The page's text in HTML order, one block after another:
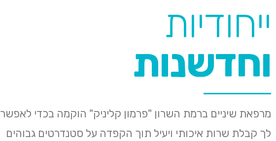
ייחודיות
וחדשנות
מרפאת שיניים ברמת השרון "פרמון קליניק" הוקמה בכדי לאפשר
לך קבלת שרות איכותי ויעיל תוך הקפדה על סטנדרטים גבוהים